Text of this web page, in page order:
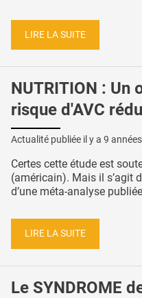
LIRE LA SUITE
NUTRITION :
risque d'AVC
Actualité publiée il y a 9
Certes cette étude est
(américain). Mais il s’agit
d’une méta-analyse
LIRE LA SUITE
Le SYNDROME